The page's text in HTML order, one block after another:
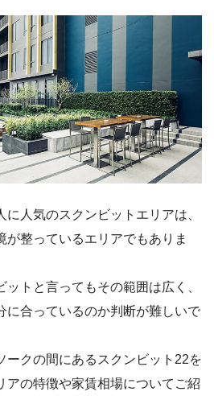
人気のスクンビットエリアは、
が整っているエリアでもありま
ットと言ってもその範囲は広く、
に合っているのか判断が難しいで
ークの間にあるスクンビット22を
アの特徴や家賃相場についてご紹